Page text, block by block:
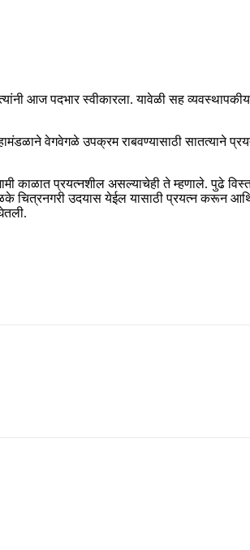
आज पदभार स्वीकारला. यावेळी सह
वेगवेगळे उपक्रम राबवण्यासाठी सातत्याने
काळात प्रयत्नशील असल्याचेही ते म्हणाले. पुढे
चित्रनगरी उदयास येईल यासाठी प्रयत्न करून